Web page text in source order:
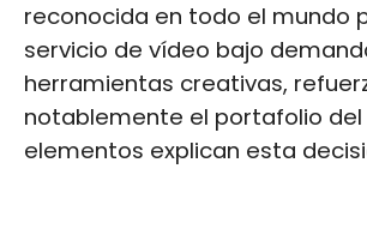
reconocida en todo el mundo
servicio de vídeo bajo
herramientas creativas,
notablemente el portafolio del
elementos explican esta